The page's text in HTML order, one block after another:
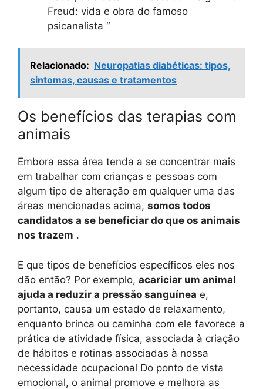
Freud: vida e obra do famoso
psicanalista “
Relacionado: Neuropatias diabéticas: tipos,
sintomas, causas e tratamentos
Os benefícios das terapias com
animais
Embora essa área tenda a se concentrar mais
em trabalhar com crianças e pessoas com
algum tipo de alteração em qualquer uma das
áreas mencionadas acima, somos todos
candidatos a se beneficiar do que os animais
nos trazem .
E que tipos de benefícios específicos eles nos
dão então? Por exemplo, acariciar um animal
ajuda a reduzir a pressão sanguínea e,
portanto, causa um estado de relaxamento,
enquanto brinca ou caminha com ele favorece a
prática de atividade física, associada à criação
de hábitos e rotinas associadas à nossa
necessidade ocupacional Do ponto de vista
emocional, o animal promove e melhora as